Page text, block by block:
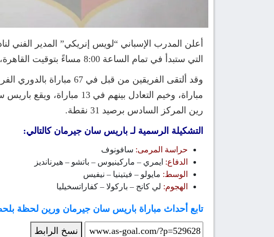
أعلن المدرب الإسباني “لويس إنريكي” المدير الفني
التي ستبدأ في تمام الساعة 8:00 مساءً بتوقيت القاهرة، والساعة 9:00 مساءً بتوقيت السعودية ضمن منافسات الجولة 22 من الدوري الفرنسي.
رين المركز السادس برصيد 31 نقطة.
التشكيلة الرسمية لـ باريس سان جيرمان كالتالي:
حراسة المرمى: سافونوف
الدفاع: ايمري – ماركينيوس – باتشو – هيرنانديز
الوسط: مايولو – فيتينيا – نيفيس
الهجوم: لي كانج – باركولا – كفاراتسخيليا
تابع أحداث مباراة باريس سان جيرمان ورين لحظة
نسخ الرابط